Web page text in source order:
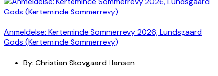
Anmeldelse: Kerteminde Sommerrevy 2026, Lundsgaard
Gods (Kerteminde Sommerrevy)
By: Christian Skovgaard Hansen